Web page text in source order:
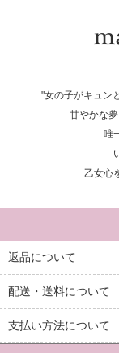
"女の子がキュン
甘やかな
唯
乙女心
返品について
配送・送料について
支払い方法について